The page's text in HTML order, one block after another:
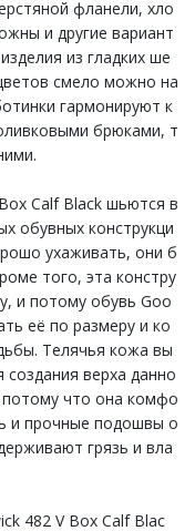
фланели, хло
и другие вариант
из гладких ше
смело можно на
гармонируют к
брюками, т
Calf Black шьются в
обувных конструкци
ухаживать, они б
того, эта констру
и потому обувь Goo
её по размеру и ко
Телячья кожа вы
создания верха данно
что она комфо
и прочные подошвы о
грязь и вла
482 V Box Calf Blac